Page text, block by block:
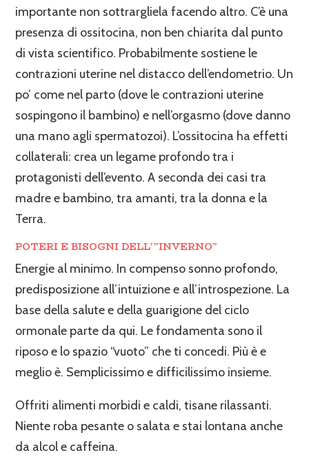
importante non sottrargliela facendo altro. C’è una
presenza di ossitocina, non ben chiarita dal punto
di vista scientifico. Probabilmente sostiene le
contrazioni uterine nel distacco dell’endometrio. Un
po’ come nel parto (dove le contrazioni uterine
sospingono il bambino) e nell’orgasmo (dove danno
una mano agli spermatozoi). L’ossitocina ha effetti
collaterali: crea un legame profondo tra i
protagonisti dell’evento. A seconda dei casi tra
madre e bambino, tra amanti, tra la donna e la
Terra.
POTERI E BISOGNI DELL’”INVERNO”
Energie al minimo. In compenso sonno profondo,
predisposizione all’intuizione e all’introspezione. La
base della salute e della guarigione del ciclo
ormonale parte da qui. Le fondamenta sono il
riposo e lo spazio “vuoto” che ti concedi. Più è e
meglio è. Semplicissimo e difficilissimo insieme.
Offriti alimenti morbidi e caldi, tisane rilassanti.
Niente roba pesante o salata e stai lontana anche
da alcol e caffeina.